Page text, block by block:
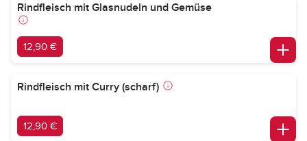
Rindfleisch mit Glasnudeln und Gemüse
12,90 €
Rindfleisch mit Curry (scharf)
12,90 €